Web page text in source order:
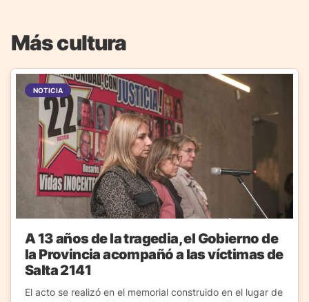
Más cultura
NOTICIA
A 13 años de la tragedia, el Gobierno de
la Provincia acompañó a las víctimas de
Salta 2141
El acto se realizó en el memorial construido en el lugar de